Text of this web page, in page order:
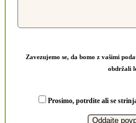
Zavezujemo se, da bomo z vašimi
obdržali
Prosimo, potrdite ali se